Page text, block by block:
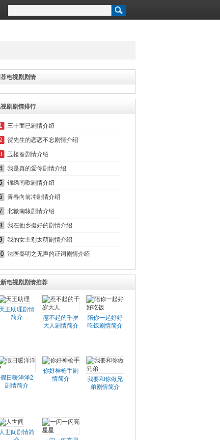
电视剧剧情
剧剧情排行
1 三十而已剧情介绍
贺先生的恋恋不忘剧情介绍
玉楼春剧情介绍
我是真的爱你剧情介绍
锦绣南歌剧情介绍
青春向前冲剧情介绍
北辙南辕剧情介绍
我在他乡挺好的剧情介绍
我的女主别太萌剧情介绍
法医秦明之无声的证词剧情介绍
电视剧剧情推荐
天王助理剧情
简介
惹不起的千岁
大人剧情简介
陪你一起好好
吃饭剧情简介
假日暖洋洋2
剧情简介
你好神枪手剧
情简介
我要和你做兄
弟剧情简介
人世间剧情简